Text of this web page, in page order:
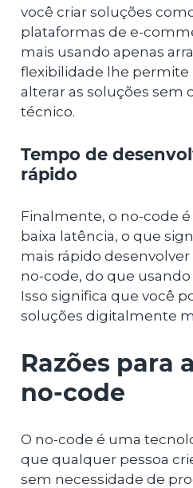
você criar soluções
plataformas de e-
mais usando apenas
flexibilidade lhe permite
alterar as soluções sem
técnico.
Tempo de
rápido
Finalmente, o no-code
baixa latência, o que
mais rápido
no-code, do que
Isso significa que você
soluções digitalmente
Razões para
no-code
O no-code é uma
que qualquer pessoa
sem necessidade de